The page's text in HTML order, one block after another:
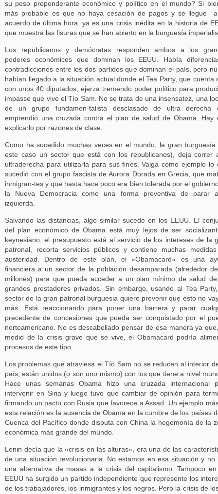
su peso preponderante económico y político en el mundo? Si
más probable es que no haya cesación de pagos y se llegue
acuerdo de última hora, ya es una crisis inédita en la historia de
que muestra las fisuras que se han abierto en la burguesía
Los republicanos y demócratas responden ambos a los
poderes económicos que dominan los EEUU. Había
contradicciones entre los dos partidos que dominan el país, pero
habían llegado a la situación actual donde el Tea Party, que cuenta
con unos 40 diputados, ejerza tremendo poder político para
impasse que vive el Tío Sam. No se trata de una insensatez, una
de un grupo fundamen-talista desclasado de ultra derecha
emprendió una cruzada contra el plan de salud de Obama. Hay
explicarlo por razones de clase.
Como ha sucedido muchas veces en el mundo, la gran burguesía
este caso un sector que está con los republicanos), deja correr
ultraderecha para utilizarla para sus fines. Valga como ejemplo lo
sucedió con el grupo fascista de Aurora Dorada en Grecia, que
inmigran-tes y que hasta hace poco era bien tolerada por el
la Nueva Democracia como una forma preventiva de parar
izquierda.
Salvando las distancias, algo similar sucede en los EEUU. El
del plan económico de Obama está muy lejos de ser
keynesiano; el presupuesto está al servicio de los intereses de la
patronal, recorta servicios públicos y contiene muchas
austeridad. Dentro de este plan, el «Obamacard» es una
financiera a un sector de la población desamparada (alrededor
millones) para que pueda acceder a un plan mínimo de salud
grandes prestadores privados. Sin embargo, usando al Tea
sector de la gran patronal burguesia quiere prevenir que esto no
más. Está reaccionando para poner una barrera y parar
precedente de concesiones que pueda ser conquistado por el
norteamericano. No es descabellado pensar de esa manera ya
medio de la crisis grave que se vive, el Obamacard podría
procesos de este tipo.
Los problemas que atraviesa el Tío Sam no se reducen al interior
país, están unidos (o son uno mismo) con los que tiene a nivel
Hace unas semanas Obama hizo una cruzada internacional
intervenir en Siria y luego tuvo que cambiar de opinión para
firmando un pacto con Rusia que favorece a Assad. Un ejemplo
esta relación es la ausencia de Obama en la cumbre de los países
Cuenca del Pacífico donde disputa con China la hegemonía de la
económica más grande del mundo.
Lenin decía que la «crisis en las alturas», era una de las
de una situación revolucionaria. No estamos en esa situación y no
una alternativa de masas a la crisis del capitalismo. Tampoco
EEUU ha surgido un partido independiente que represente los
de los trabajadores, los inmigrantes y los negros. Pero la crisis de